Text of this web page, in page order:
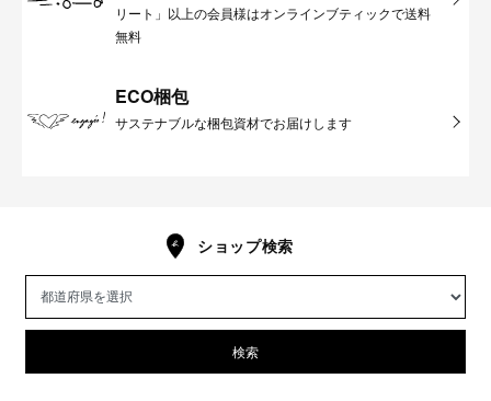
リート」以上の会員様はオンラインブティックで送料
無料
ECO梱包
サステナブルな梱包資材でお届けします
ショップ検索
検索